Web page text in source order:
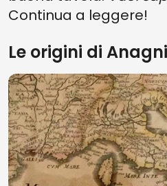
Continua a leggere!
Le origini di Anagni